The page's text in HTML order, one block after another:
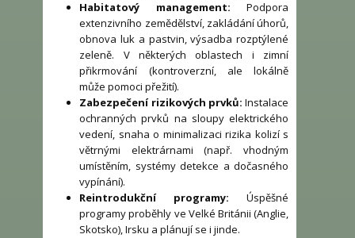
Habitatový management: Podpora
extenzivního zemědělství, zakládání úhorů,
obnova luk a pastvin, výsadba rozptýlené
zeleně. V některých oblastech i zimní
přikrmování (kontroverzní, ale lokálně
může pomoci přežití).
Zabezpečení rizikových prvků: Instalace
ochranných prvků na sloupy elektrického
vedení, snaha o minimalizaci rizika kolizí s
větrnými elektrárnami (např. vhodným
umístěním, systémy detekce a dočasného
vypínání).
Reintrodukční programy: Úspěšné
programy proběhly ve Velké Británii (Anglie,
Skotsko), Irsku a plánují se i jinde.